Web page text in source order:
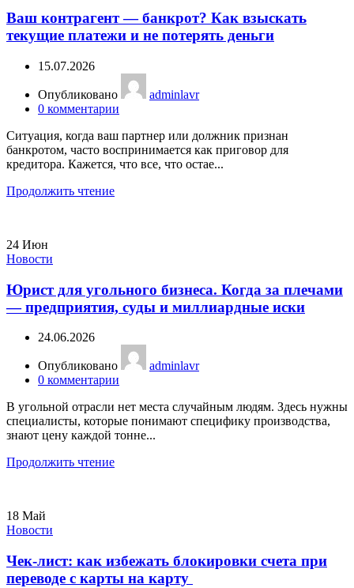
Ваш контрагент — банкрот? Как взыскать
текущие платежи и не потерять деньги
15.07.2026
Опубликовано
adminlavr
0 комментарии
Ситуация, когда ваш партнер или должник признан
банкротом, часто воспринимается как приговор для
кредитора. Кажется, что все, что остае...
Продолжить чтение
24 Июн
Новости
Юрист для угольного бизнеса. Когда за плечами
— предприятия, суды и миллиардные иски
24.06.2026
Опубликовано
adminlavr
0 комментарии
В угольной отрасли нет места случайным людям. Здесь нужны
специалисты, которые понимают специфику производства,
знают цену каждой тонне...
Продолжить чтение
18 Май
Новости
Чек-лист: как избежать блокировки счета при
переводе с карты на карту